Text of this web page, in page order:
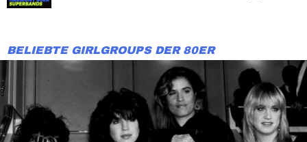
BELIEBTE GIRLGROUPS DER 80ER